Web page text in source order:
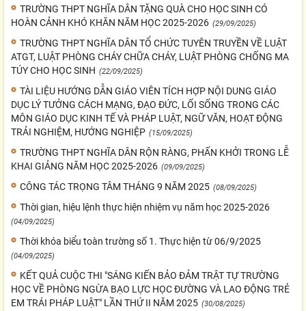
TRƯỜNG THPT NGHĨA DÂN TẶNG QUÀ CHO HỌC SINH CÓ
HOÀN CẢNH KHÓ KHĂN NĂM HỌC 2025-2026 (29/09/2025)
TRƯỜNG THPT NGHĨA DÂN TỔ CHỨC TUYÊN TRUYỀN VỀ LUẬT
ATGT, LUẬT PHÒNG CHÁY CHỮA CHÁY, LUẬT PHÒNG CHỐNG MA
TÚY CHO HỌC SINH (22/09/2025)
TÀI LIỆU HƯỚNG DẪN GIÁO VIÊN TÍCH HỢP NỘI DUNG GIÁO
DỤC LÝ TƯỞNG CÁCH MẠNG, ĐẠO ĐỨC, LỐI SỐNG TRONG CÁC
MÔN GIÁO DỤC KINH TẾ VÀ PHÁP LUẬT, NGỮ VĂN, HOẠT ĐỘNG
TRẢI NGHIỆM, HƯỚNG NGHIỆP (15/09/2025)
TRƯỜNG THPT NGHĨA DÂN RỘN RÀNG, PHẤN KHỞI TRONG LỄ
KHAI GIẢNG NĂM HỌC 2025-2026 (09/09/2025)
CÔNG TÁC TRỌNG TÂM THÁNG 9 NĂM 2025 (08/09/2025)
Thời gian, hiệu lệnh thực hiện nhiệm vụ năm học 2025-2026
(04/09/2025)
Thời khóa biểu toàn trường số 1. Thực hiện từ 06/9/2025
(04/09/2025)
KẾT QUẢ CUỘC THI "SÁNG KIẾN BẢO ĐẢM TRẬT TỰ TRƯỜNG
HỌC VỀ PHÒNG NGỪA BẠO LỰC HỌC ĐƯỜNG VÀ LAO ĐỘNG TRẺ
EM TRÁI PHÁP LUẬT" LẦN THỨ II NĂM 2025 (30/08/2025)